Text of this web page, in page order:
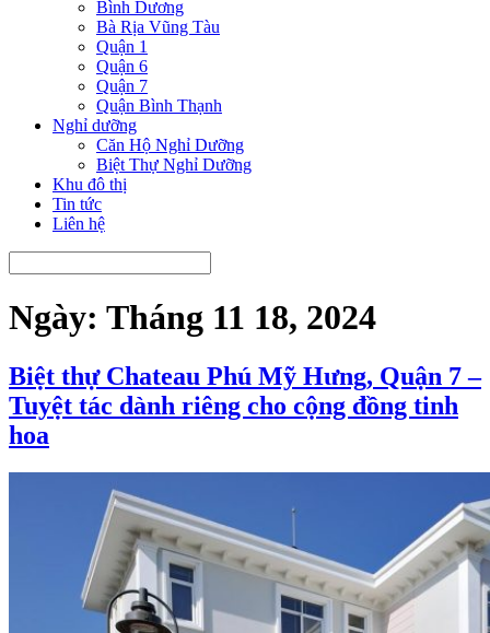
Bình Dương
Bà Rịa Vũng Tàu
Quận 1
Quận 6
Quận 7
Quận Bình Thạnh
Nghỉ dưỡng
Căn Hộ Nghỉ Dưỡng
Biệt Thự Nghỉ Dưỡng
Khu đô thị
Tin tức
Liên hệ
Ngày: Tháng 11 18, 2024
Biệt thự Chateau Phú Mỹ Hưng, Quận 7 –
Tuyệt tác dành riêng cho cộng đồng tinh
hoa